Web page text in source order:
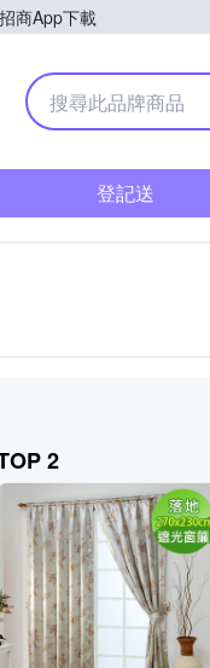
商App下載
Yahoo購物中心
登記送
2